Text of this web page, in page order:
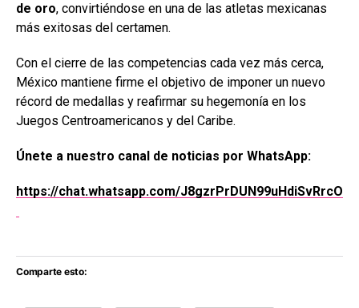
de oro, convirtiéndose en una de las atletas mexicanas
más exitosas del certamen.
Con el cierre de las competencias cada vez más cerca,
México mantiene firme el objetivo de imponer un nuevo
récord de medallas y reafirmar su hegemonía en los
Juegos Centroamericanos y del Caribe.
Únete a nuestro canal de noticias por WhatsApp:
https://chat.whatsapp.com/J8gzrPrDUN99uHdiSvRrcO
Comparte esto: